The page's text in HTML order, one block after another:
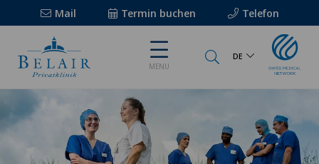
Mail Termin buchen Telefon
MENU
DE